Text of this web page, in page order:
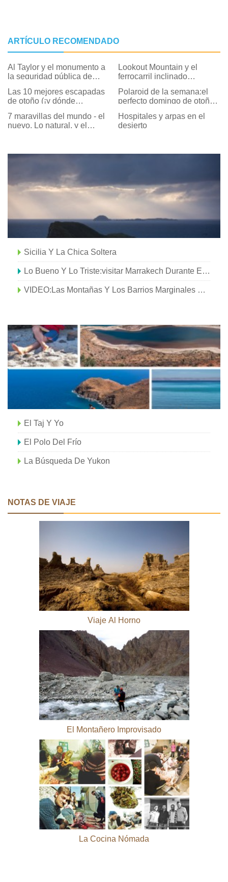
ARTÍCULO RECOMENDADO
Al Taylor y el monumento a
la seguridad pública de
Lookout Mountain y el
ferrocarril inclinado
Las 10 mejores escapadas
de otoño (¡y dónde
Polaroid de la semana:el
perfecto domingo de otoño
7 maravillas del mundo - el
nuevo, Lo natural, y el
Hospitales y arpas en el
desierto
Sicilia Y La Chica Soltera
Lo Bueno Y Lo Triste:visitar Marrakech Durante El Coronavirus
VIDEO:Las Montañas Y Los Barrios Marginales De Río De Janeiro
El Taj Y Yo
El Polo Del Frío
La Búsqueda De Yukon
NOTAS DE VIAJE
Viaje Al Horno
El Montañero Improvisado
La Cocina Nómada